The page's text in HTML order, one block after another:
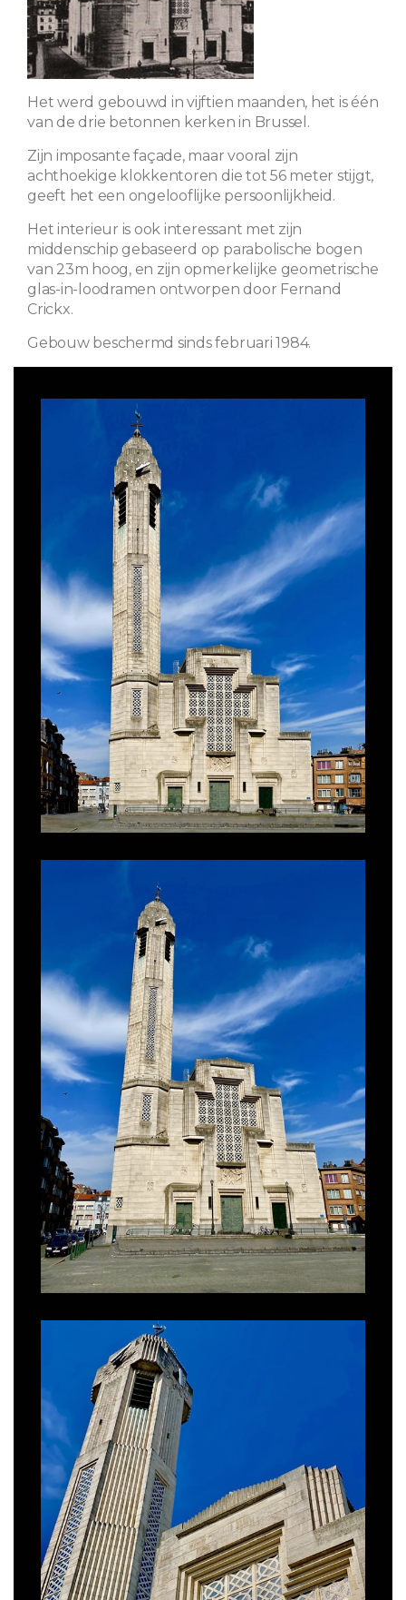
Het werd gebouwd in vijftien maanden, het is één
van de drie betonnen kerken in Brussel.
Zijn imposante façade, maar vooral zijn
achthoekige klokkentoren die tot 56 meter stijgt,
geeft het een ongelooflijke persoonlijkheid.
Het interieur is ook interessant met zijn
middenschip gebaseerd op parabolische bogen
van 23m hoog, en zijn opmerkelijke geometrische
glas-in-loodramen ontworpen door Fernand
Crickx.
Gebouw beschermd sinds februari 1984.